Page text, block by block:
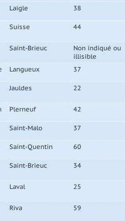
Laigle 38
Suisse 44
Saint-Brieuc
Non indiqué ou
illisible
Langueux 37
Jauldes 22
Plerneuf 42
Saint-Malo 37
Saint-Quentin 60
Saint-Brieuc 34
Laval 25
Riva 59